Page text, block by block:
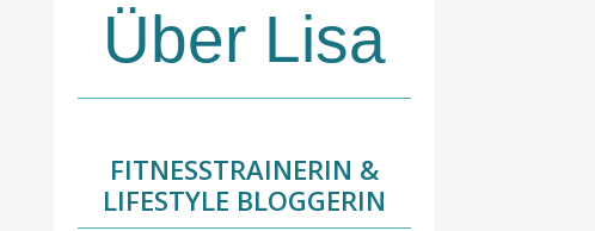
Über Lisa
FITNESSTRAINERIN &
LIFESTYLE BLOGGERIN